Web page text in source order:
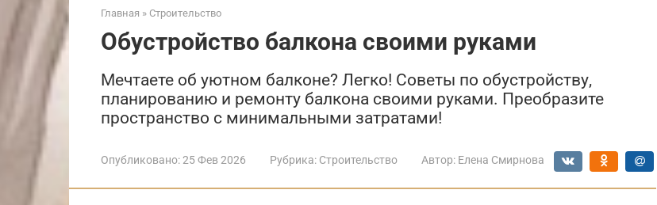
Главная » Строительство
Обустройство балкона своими руками
Мечтаете об уютном балконе? Легко! Советы по обустройству,
планированию и ремонту балкона своими руками. Преобразите
пространство с минимальными затратами!
Опубликовано:25 Фев 2026 Рубрика: Строительство Автор: Елена Смирнова